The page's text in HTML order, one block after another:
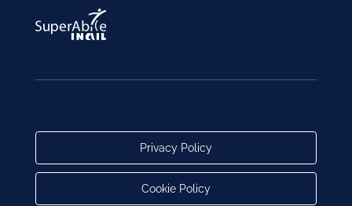
Privacy Policy
Cookie Policy